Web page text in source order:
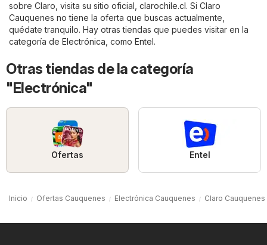
sobre Claro, visita su sitio oficial, clarochile.cl . Si Claro
Cauquenes no tiene la oferta que buscas actualmente,
quédate tranquilo. Hay otras tiendas que puedes visitar en la
categoría de Electrónica, como Entel .
Otras tiendas de la categoría
"Electrónica"
Ofertas Entel
Inicio Ofertas Cauquenes Electrónica Cauquenes Claro Cauquenes